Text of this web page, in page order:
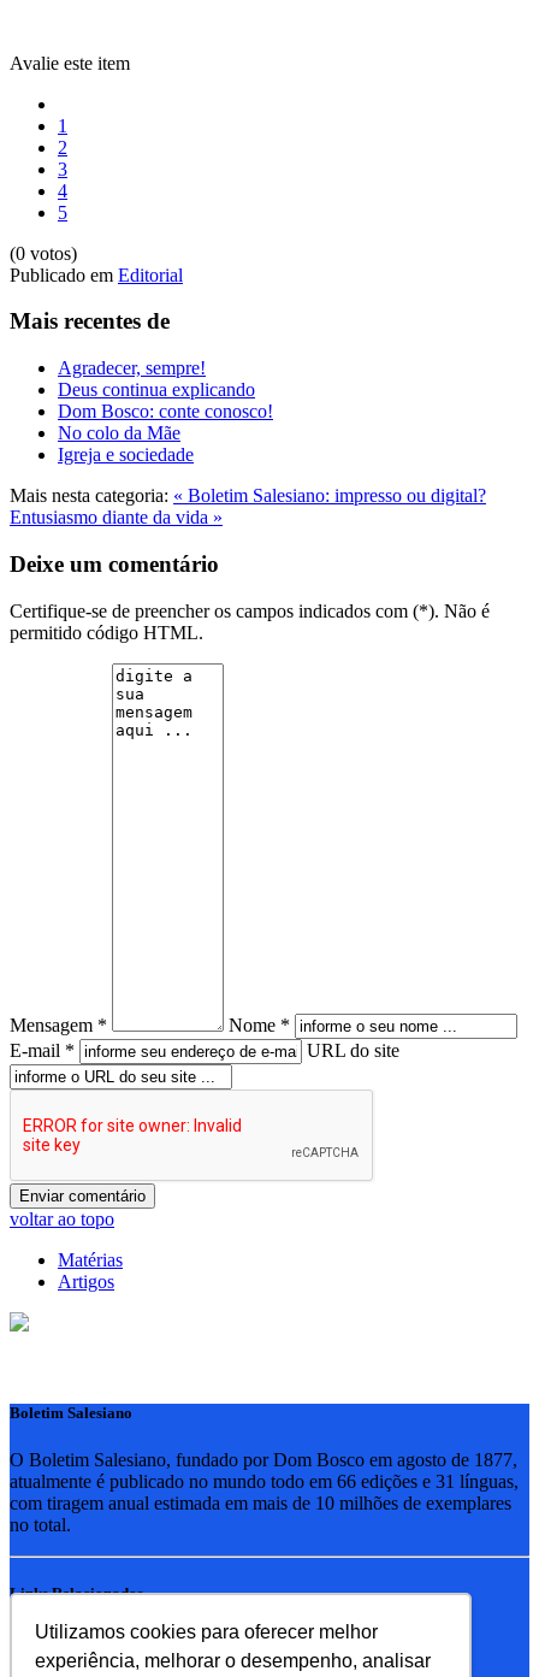
Utilizamos cookies para oferecer melhor
experiência, melhorar o desempenho, analisar
Avalie este item
1
2
3
4
5
(0 votos)
Publicado em Editorial
Mais recentes de
Agradecer, sempre!
Deus continua explicando
Dom Bosco: conte conosco!
No colo da Mãe
Igreja e sociedade
Mais nesta categoria: « Boletim Salesiano: impresso ou digital?
Entusiasmo diante da vida »
Deixe um comentário
Certifique-se de preencher os campos indicados com (*). Não é
permitido código HTML.
Mensagem *
Nome *
E-mail *
URL do site
voltar ao topo
Matérias
Artigos
Boletim Salesiano
O Boletim Salesiano, fundado por Dom Bosco em agosto de 1877,
atualmente é publicado no mundo todo em 66 edições e 31 línguas,
com tiragem anual estimada em mais de 10 milhões de exemplares
no total.
Links Relacionados
RSB - Rede Salesiana Brasil
EDEBE - Editora